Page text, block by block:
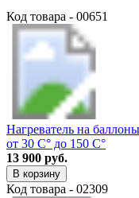
Код товара - 00651
Нагреватель на
от 30 С° до 150 С°
13 900 руб.
В корзину
Код товара - 02309